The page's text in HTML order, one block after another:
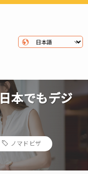
本でもデジ
ノマドビザ